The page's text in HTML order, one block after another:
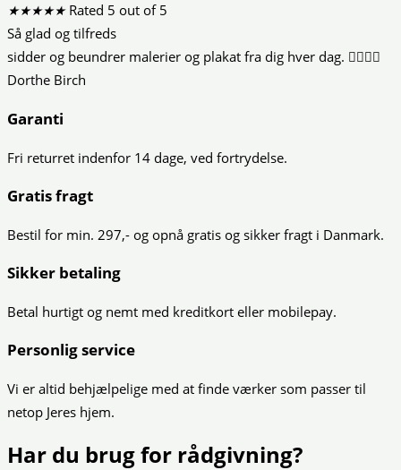
★★★★★ Rated 5 out of 5
Så glad og tilfreds
sidder og beundrer malerier og plakat fra dig hver dag. 👍🏻😍😍
Dorthe Birch
Garanti
Fri returret indenfor 14 dage, ved fortrydelse.
Gratis fragt
Bestil for min. 297,- og opnå gratis og sikker fragt i Danmark.
Sikker betaling
Betal hurtigt og nemt med kreditkort eller mobilepay.
Personlig service
Vi er altid behjælpelige med at finde værker som passer til
netop Jeres hjem.
Har du brug for rådgivning?